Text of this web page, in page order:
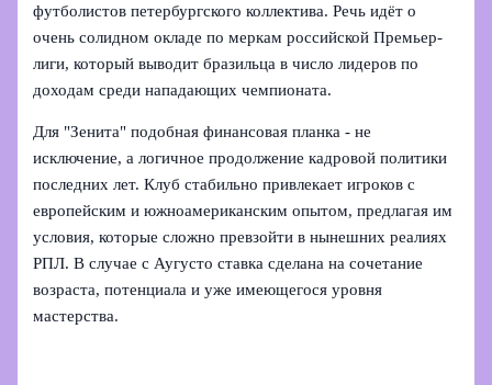
футболистов петербургского коллектива. Речь идёт о
очень солидном окладе по меркам российской Премьер-
лиги, который выводит бразильца в число лидеров по
доходам среди нападающих чемпионата.
Для "Зенита" подобная финансовая планка - не
исключение, а логичное продолжение кадровой политики
последних лет. Клуб стабильно привлекает игроков с
европейским и южноамериканским опытом, предлагая им
условия, которые сложно превзойти в нынешних реалиях
РПЛ. В случае с Аугусто ставка сделана на сочетание
возраста, потенциала и уже имеющегося уровня
мастерства.